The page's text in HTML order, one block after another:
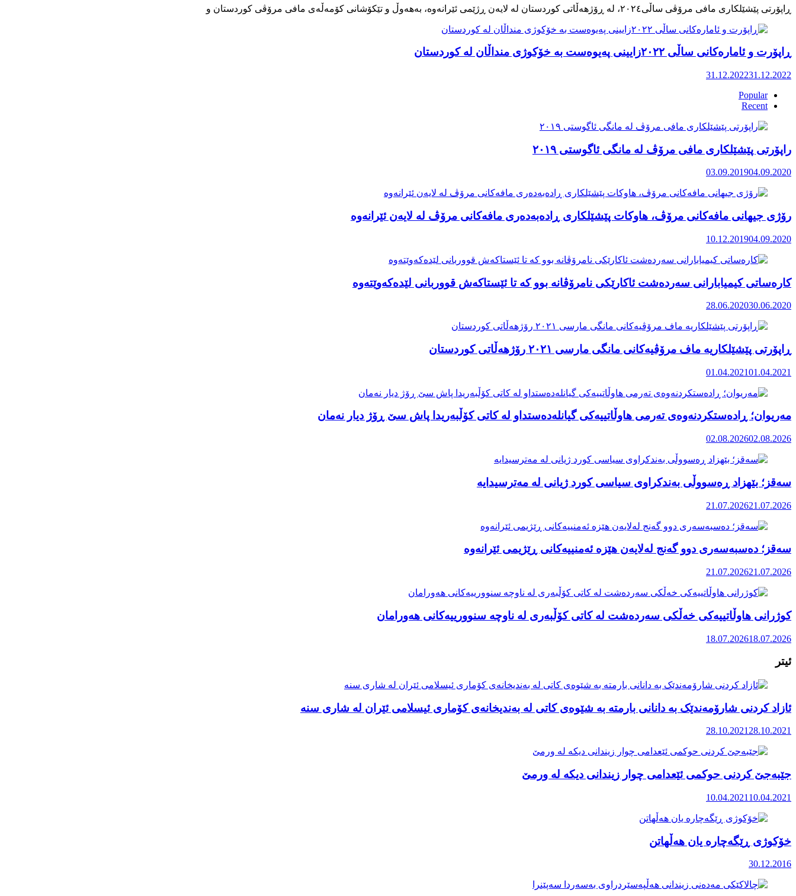
ڕاپۆرت و ئامارەکانی ساڵی ٢٠٢٢زایینی پەیوەست بە خۆکوژی منداڵان لە کوردستان
31.12.202231.12.2022
Popular
Recent
راپۆرتی پێشێلكاری مافی مرۆڤ له‌ مانگی ئاگوستی ٢٠١٩
03.09.201904.09.2020
رۆژی جیهانی مافەکانی مرۆڤ، هاوکات پێشێلکاری ڕادەبەدەری مافەکانی مرۆڤ لە لایەن ئێرانەوە
10.12.201904.09.2020
کارەساتی کیمیابارانی سەردەشت ئاکارێکی نامرۆڤانە بوو کە تا ئێستاکەش قووربانی لێدەکەوێتەوە
28.06.202030.06.2020
ڕاپۆرتی پێشێلکاریە ماف مرۆڤیەکانی مانگی مارسی ٢٠٢١ رۆژهەڵاتی کوردستان
01.04.202101.04.2021
مەریوان؛ ڕادەستکردنەوەی تەرمی هاوڵاتییەکی گیانلەدەستداو لە کاتی کۆڵبەریدا پاش سێ ڕۆژ دیار نەمان
02.08.202602.08.2026
سەقز؛ بێهزاد ڕەسووڵی بەندکراوی سیاسی کورد ژیانی لە مەترسیدایە
21.07.202621.07.2026
سەقز؛ دەسبەسەری دوو گەنج لەلایەن هێزە ئەمنییەکانی ڕێژیمی ئێرانەوە
21.07.202621.07.2026
کوژرانی هاوڵاتییەکی خەڵکی سەردەشت لە کاتی کۆڵبەری لە ناوچە سنوورییەکانی هەورامان
18.07.202618.07.2026
ئیتر
ئازاد کردنی شارۆمەندێک بە دانانی بارمتە بە شێوەی کاتی لە بەندیخانەی کۆماری ئیسلامی ئێران لە شاری سنە
28.10.2021 28.10.2021
جێبەجێ کردنی حوکمی ئێعدامی چوار زیندانی دیکە لە ورمێ
10.04.2021 10.04.2021
خۆکوژی ڕێگەچارە یان هەڵهاتن
30.12.2016